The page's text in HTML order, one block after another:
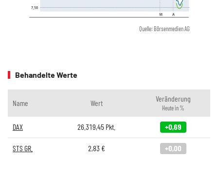
Quelle: Börsenmedien AG
Behandelte Werte
Name Wert Veränderung
Heute in %
DAX 26.319,45 Pkt. +0,69
STS GR. 2,83 € +0,00